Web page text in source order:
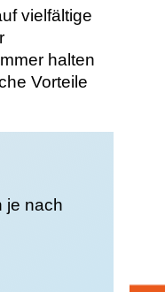
vielfältige
halten
Vorteile
je nach